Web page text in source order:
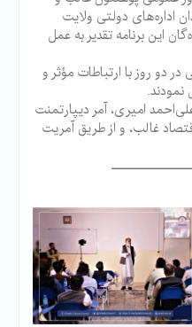
اداره‌های دولتی ولایت
این برنامه تقدیر به عمل
دو روز با ارتباطات مؤثر و
امیری، آمر دیپارتمنت
غالب، و از طریق آمریت